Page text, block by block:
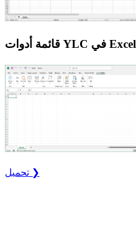
قائمة أدوات YLC في Excel
تحميل ❯